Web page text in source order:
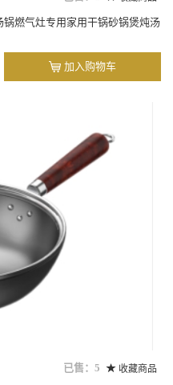
锅燃气灶专用家用干锅砂锅煲炖汤
加入购物车
已售：5 收藏商品